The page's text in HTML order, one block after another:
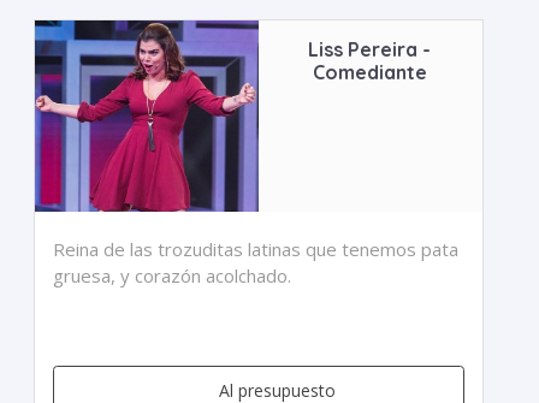
Liss Pereira -
Comediante
Reina de las trozuditas latinas que tenemos pata
gruesa, y corazón acolchado.
Al presupuesto